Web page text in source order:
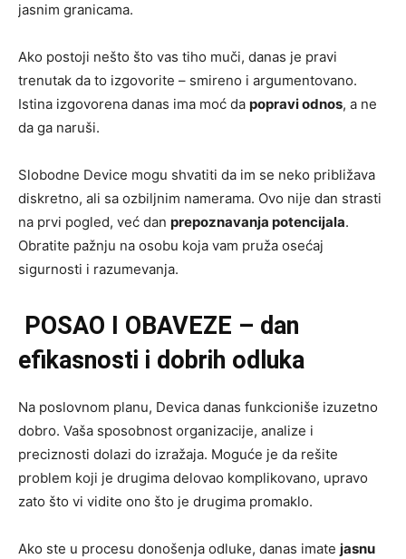
jasnim granicama.
Ako postoji nešto što vas tiho muči, danas je pravi
trenutak da to izgovorite – smireno i argumentovano.
Istina izgovorena danas ima moć da popravi odnos, a ne
da ga naruši.
Slobodne Device mogu shvatiti da im se neko približava
diskretno, ali sa ozbiljnim namerama. Ovo nije dan strasti
na prvi pogled, već dan prepoznavanja potencijala.
Obratite pažnju na osobu koja vam pruža osećaj
sigurnosti i razumevanja.
POSAO I OBAVEZE – dan
efikasnosti i dobrih odluka
Na poslovnom planu, Devica danas funkcioniše izuzetno
dobro. Vaša sposobnost organizacije, analize i
preciznosti dolazi do izražaja. Moguće je da rešite
problem koji je drugima delovao komplikovano, upravo
zato što vi vidite ono što je drugima promaklo.
Ako ste u procesu donošenja odluke, danas imate jasnu